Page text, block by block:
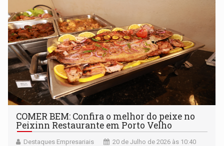
COMER BEM: Confira o melhor do peixe no
Peixinn Restaurante em Porto Velho
Destaques Empresariais 20 de Julho de 2026 às 10:40